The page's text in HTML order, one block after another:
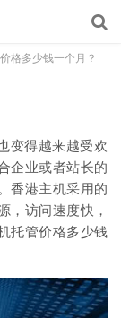
格多少钱一个月？
变得越来越受欢
企业或者站长的
香港主机采用的
，访问速度快，
托管价格多少钱